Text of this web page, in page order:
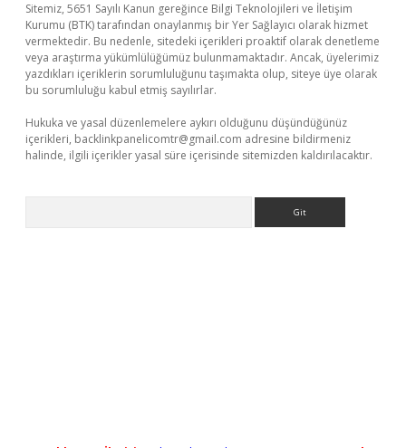
Sitemiz, 5651 Sayılı Kanun gereğince Bilgi Teknolojileri ve İletişim
Kurumu (BTK) tarafından onaylanmış bir Yer Sağlayıcı olarak hizmet
vermektedir. Bu nedenle, sitedeki içerikleri proaktif olarak denetleme
veya araştırma yükümlülüğümüz bulunmamaktadır. Ancak, üyelerimiz
yazdıkları içeriklerin sorumluluğunu taşımakta olup, siteye üye olarak
bu sorumluluğu kabul etmiş sayılırlar.
Hukuka ve yasal düzenlemelere aykırı olduğunu düşündüğünüz
içerikleri, backlinkpanelicomtr@gmail.com adresine bildirmeniz
halinde, ilgili içerikler yasal süre içerisinde sitemizden kaldırılacaktır.